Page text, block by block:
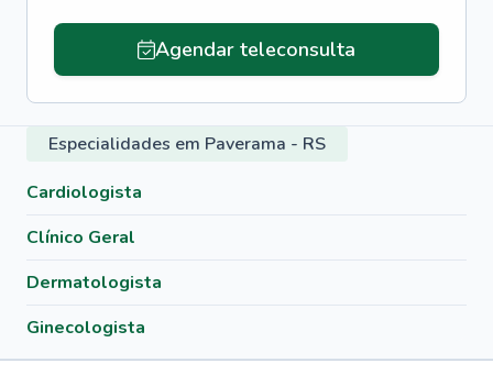
Agendar teleconsulta
Especialidades em Paverama - RS
Cardiologista
Clínico Geral
Dermatologista
Ginecologista